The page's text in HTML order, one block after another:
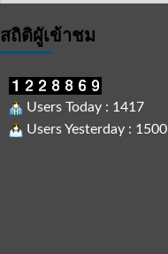
สถิติผูัเข้าชม
Users Today : 1417
Users Yesterday : 1500